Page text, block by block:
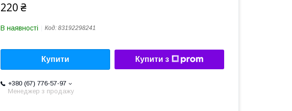
220 ₴
В наявності Код: 83192298241
Купити Купити з
+380 (67) 776-57-97
Менеджер з продажу